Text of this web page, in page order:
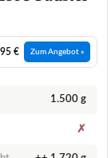
€ Zum Angebot »
1.500 g
✗